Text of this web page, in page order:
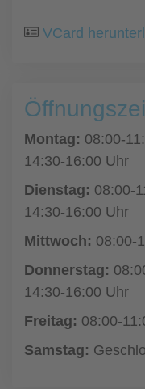
VCard
Montag: 08:00-
14:30-16:00 Uhr
Dienstag: 08:00-
14:30-16:00 Uhr
Mittwoch: 08:00-
Donnerstag:
14:30-16:00 Uhr
Freitag: 08:00-
Samstag: